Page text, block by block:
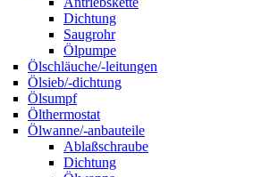
Dichtung
Saugrohr
Ölpumpe
Ölschläuche/-leitungen
Ölsieb/-dichtung
Ölsumpf
Ölthermostat
Ölwanne/-anbauteile
Ablaßschraube
Dichtung